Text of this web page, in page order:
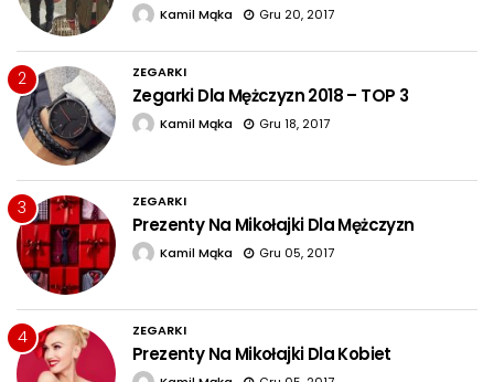
Kamil Mąka Gru 20, 2017
2 ZEGARKI
Zegarki Dla Mężczyzn 2018 – TOP 3
Kamil Mąka Gru 18, 2017
3 ZEGARKI
Prezenty Na Mikołajki Dla Mężczyzn
Kamil Mąka Gru 05, 2017
4 ZEGARKI
Prezenty Na Mikołajki Dla Kobiet